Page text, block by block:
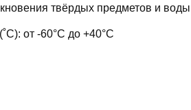
твёрдых предметов и
от -60°С до +40°С